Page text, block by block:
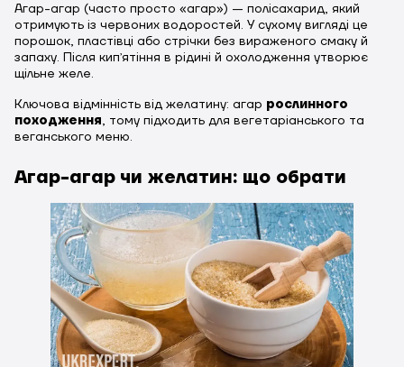
Агар-агар (часто просто «агар») — полісахарид, який
отримують із червоних водоростей. У сухому вигляді це
порошок, пластівці або стрічки без вираженого смаку й
запаху. Після кипʼятіння в рідині й охолодження утворює
щільне желе.
Ключова відмінність від желатину: агар рослинного
походження, тому підходить для вегетаріанського та
веганського меню.
Агар-агар чи желатин: що обрати